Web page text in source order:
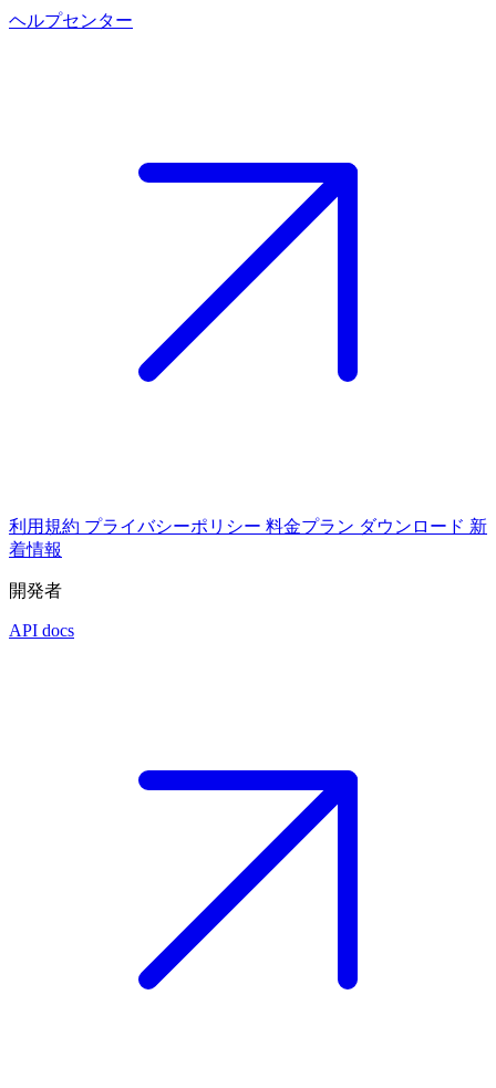
ヘルプセンター
利用規約 プライバシーポリシー 料金プラン ダウンロード 新
着情報
開発者
API docs